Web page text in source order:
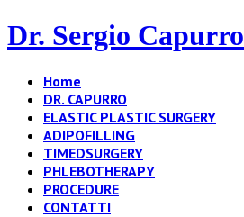
Dr. Sergio Capurro
Home
DR. CAPURRO
ELASTIC PLASTIC SURGERY
ADIPOFILLING
TIMEDSURGERY
PHLEBOTHERAPY
PROCEDURE
CONTATTI